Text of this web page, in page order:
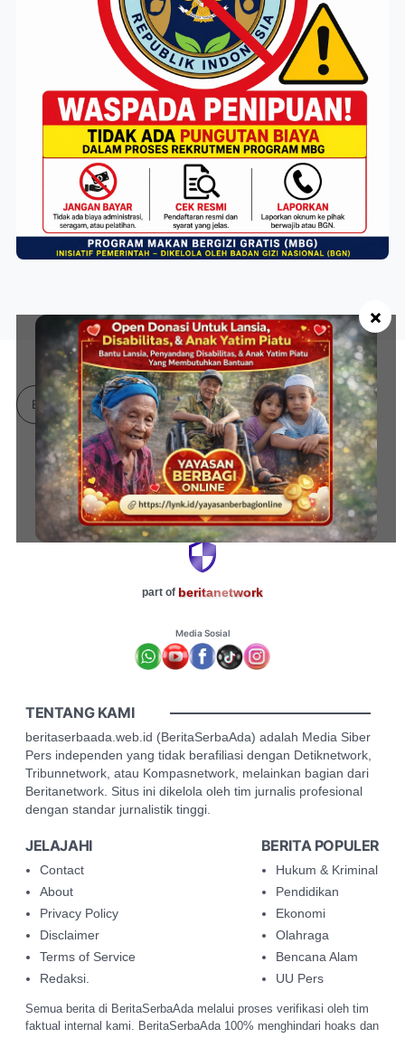
×
Bahasa Indonesia
Didukung Oleh:
part of beritanetwork
Media Sosial
TENTANG KAMI
beritaserbaada.web.id (BeritaSerbaAda) adalah Media Siber
Pers independen yang tidak berafiliasi dengan Detiknetwork,
Tribunnetwork, atau Kompasnetwork, melainkan bagian dari
Beritanetwork. Situs ini dikelola oleh tim jurnalis profesional
dengan standar jurnalistik tinggi.
JELAJAHI
Contact
About
Privacy Policy
Disclaimer
Terms of Service
Redaksi.
BERITA POPULER
Hukum & Kriminal
Pendidikan
Ekonomi
Olahraga
Bencana Alam
UU Pers
Semua berita di BeritaSerbaAda melalui proses verifikasi oleh tim
faktual internal kami. BeritaSerbaAda 100% menghindari hoaks dan